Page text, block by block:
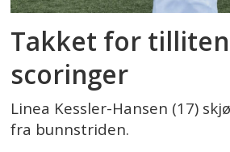
Takket for
scoringer
Linea Kessler-Hansen (17)
fra bunnstriden.